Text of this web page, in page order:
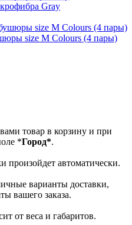
Gray
size M Colours (4 пары)
товар в корзину и при
*Город*.
автоматически.
варианты доставки,
вашего заказа.
от веса и габаритов.